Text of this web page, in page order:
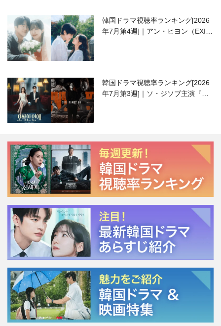
韓国ドラマ視聴率ランキング[2026
年7月第4週]｜アン・ヒヨン（EXID
韓国ドラマ視聴率ランキング[2026
年7月第3週]｜ソ・ジソブ主演『エ